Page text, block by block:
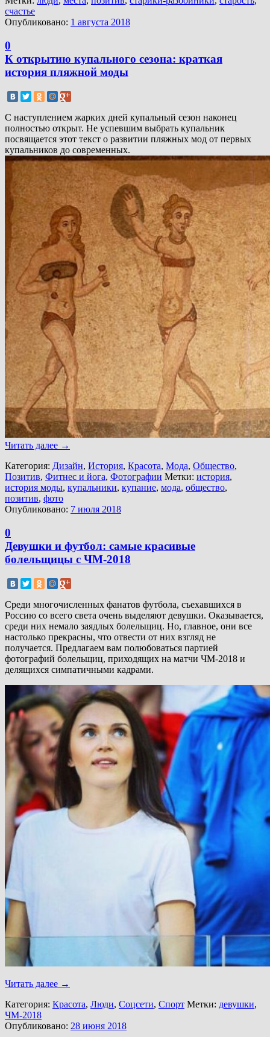
счастье
Опубликовано: 1 августа 2018
0
К открытию купального сезона: краткая
история пляжной моды
С наступлением жарких дней купальный сезон наконец
полностью открыт. Не успевшим выбрать купальник
посвящается этот текст о развитии пляжных мод от первых
купальников до современных.
Читать далее →
Категория: Дизайн, История, Красота, Мода, Общество,
Позитив, Фитнес и йога, Фотографии Метки: история,
история моды, купальники, купание, мода, общество,
позитив, фото
Опубликовано: 7 июля 2018
0
Девушки и футбол: самые красивые
болельщицы с ЧМ-2018
Среди многочисленных фанатов футбола, съехавшихся в
Россию со всего света очень выделяют девушки. Оказывается,
среди них немало заядлых болельщиц. Но, главное, они все
настолько прекрасны, что отвести от них взгляд не
получается. Предлагаем вам полюбоваться партией
фотографий болельщиц, приходящих на матчи ЧМ-2018 и
делящихся симпатичными кадрами.
Читать далее →
Категория: Красота, Люди, Соцсети, Спорт Метки: девушки,
ЧМ-2018
Опубликовано: 28 июня 2018